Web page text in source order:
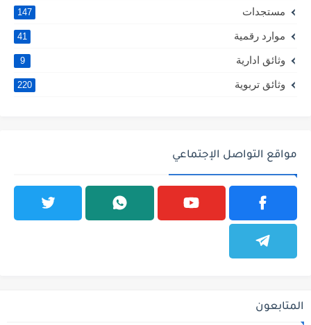
مستجدات 147
موارد رقمية 41
وثائق ادارية 9
وثائق تربوية 220
مواقع التواصل الإجتماعي
المتابعون